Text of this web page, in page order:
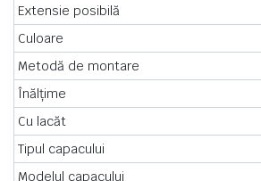
Extensie posibilă
Culoare
Metodă de montare
Înălțime
Cu lacăt
Tipul capacului
Modelul capacului